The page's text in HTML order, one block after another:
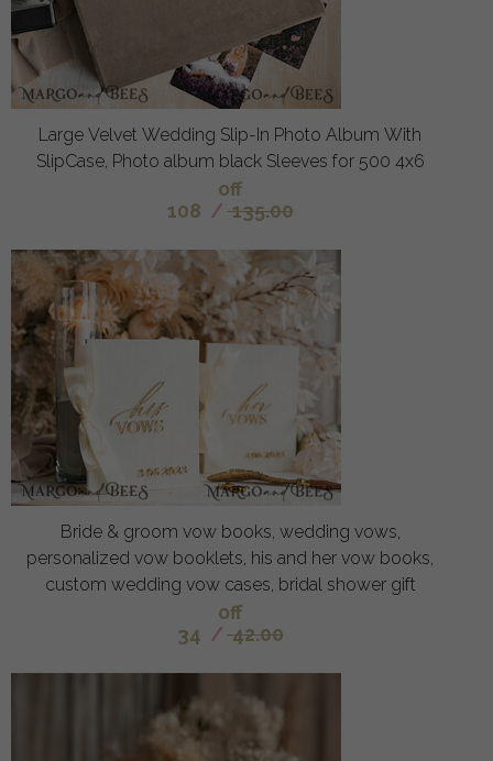
Large Velvet Wedding Slip-In Photo Album With
SlipCase, Photo album black Sleeves for 500 4x6
off
108 / 135.00
Bride & groom vow books, wedding vows,
personalized vow booklets, his and her vow books,
custom wedding vow cases, bridal shower gift
off
34 / 42.00